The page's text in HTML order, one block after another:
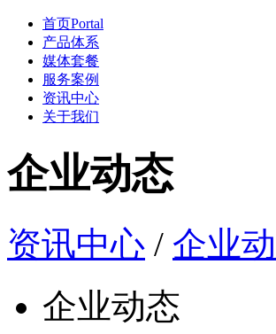
首页Portal
产品体系
媒体套餐
服务案例
资讯中心
关于我们
企业动态
资讯中心 / 企业
企业动态